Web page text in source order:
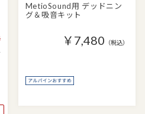
MetioSound用 デッドニン
グ＆吸音キット
￥7,480 （税込）